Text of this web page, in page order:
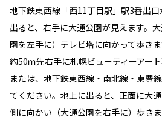
地下鉄東西線「西11丁目駅」駅3番出
出ると、右手に大通公園が見えます。
園を左手に）テレビ塔に向かって歩き
約50ｍ先右手に札幌ビューティーアート
または、地下鉄東西線・南北線・東豊
てください。地上に出ると、正面に大
側に向かい（大通公園を右手に）歩き